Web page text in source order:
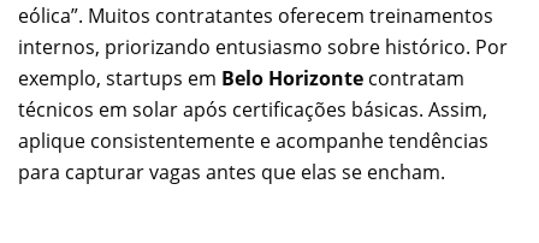
eólica”. Muitos contratantes oferecem treinamentos
internos, priorizando entusiasmo sobre histórico. Por
exemplo, startups em Belo Horizonte contratam
técnicos em solar após certificações básicas. Assim,
aplique consistentemente e acompanhe tendências
para capturar vagas antes que elas se encham.